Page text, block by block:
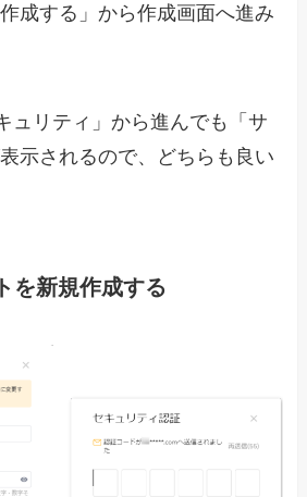
成する」から作成画面へ進み
ュリティ」から進んでも「サ
示されるので、どちらも良い
を新規作成する